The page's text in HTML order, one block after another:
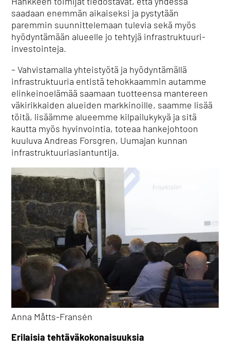
saadaan enemmän aikaiseksi ja pystytään
paremmin suunnittelemaan tulevia sekä myös
hyödyntämään alueelle jo tehtyjä infrastruktuuri-
investointeja.
– Vahvistamalla yhteistyötä ja hyödyntämällä
infrastruktuuria entistä tehokkaammin autamme
elinkeinoelämää saamaan tuotteensa mantereen
väkirikkaiden alueiden markkinoille, saamme lisää
töitä, lisäämme alueemme kilpailukykyä ja sitä
kautta myös hyvinvointia, toteaa hankejohtoon
kuuluva Andreas Forsgren, Uumajan kunnan
infrastruktuuriasiantuntija.
Anna Måtts-Fransén
Erilaisia tehtäväkokonaisuuksia